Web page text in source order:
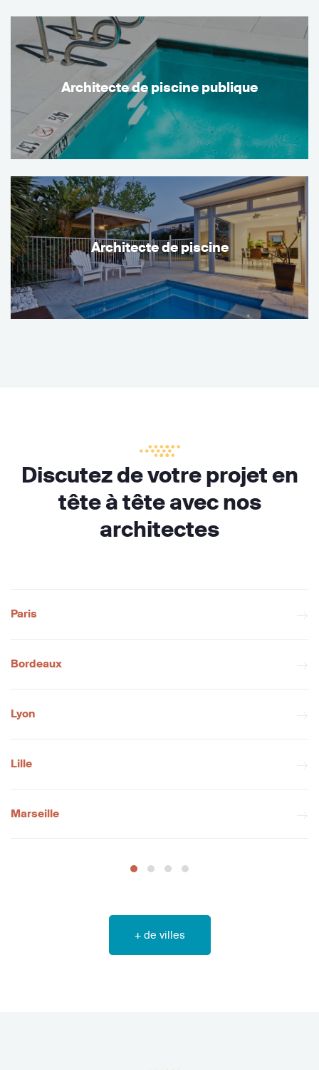
Architecte de piscine publique
Architecte de piscine
Discutez de votre projet en
tête à tête avec nos
architectes
Paris
Bordeaux
Lyon
Lille
Marseille
+ de villes